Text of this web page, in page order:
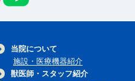
当院について
施設・医療機器紹介
獣医師・スタッフ紹介